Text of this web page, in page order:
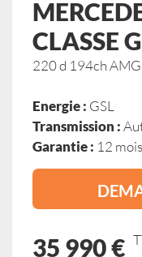
CLASSE
220 d 194ch
Energie : GSL
Transmission :
Garantie : 12
35 990 €